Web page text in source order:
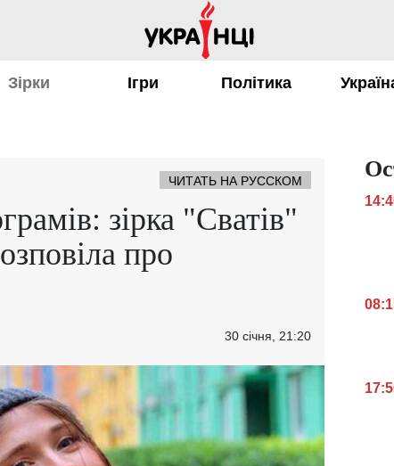
Зірки Ігри Політика
ЧИТАТЬ НА РУССКОМ
зірка "Сватів"
про
30 січня, 21:20